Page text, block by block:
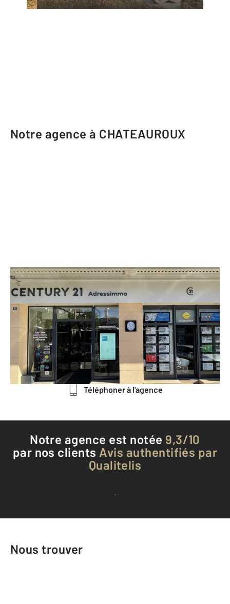
Notre agence à CHATEAUROUX
CENTURY 21 Adressimmo
41 rue Victor Hugo La Cour du
Capitole
CHATEAUROUX - 36000
Envoyer un message
Téléphoner à l'agence
Notre agence est notée 9,3/10
par nos clients Avis authentifiés par
Qualitelis
Voir tous les avis clients
Nous trouver